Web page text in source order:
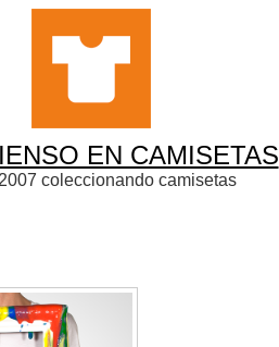
EN CAMISETAS
coleccionando camisetas